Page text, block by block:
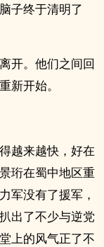
子终于清明了
开。他们之间回
新开始。
越来越快，好在
珩在蜀中地区重
军没有了援军，
出了不少与逆党
上的风气正了不